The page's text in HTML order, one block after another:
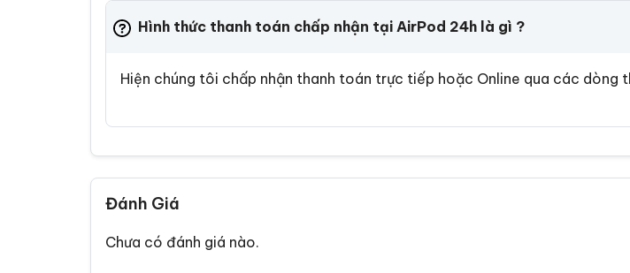
Hình thức thanh toán chấp nhận tại AirPod 24h là gì ?
Hiện chúng tôi chấp nhận thanh toán trực tiếp hoặc Online qua các
Đánh Giá
Chưa có đánh giá nào.